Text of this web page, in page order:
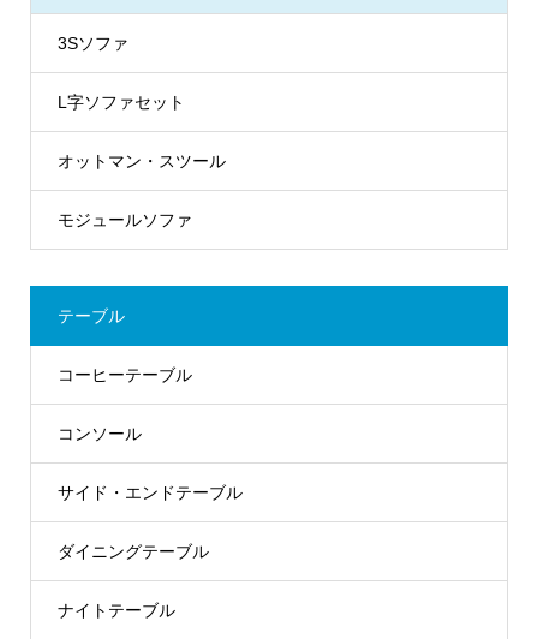
3Sソファ
L字ソファセット
オットマン・スツール
モジュールソファ
テーブル
コーヒーテーブル
コンソール
サイド・エンドテーブル
ダイニングテーブル
ナイトテーブル